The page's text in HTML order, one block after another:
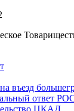
въезд
ответ
ЦКАД